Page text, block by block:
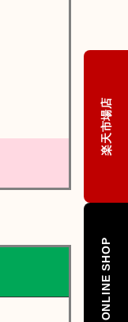
楽天市場店
ONLINE SHOP